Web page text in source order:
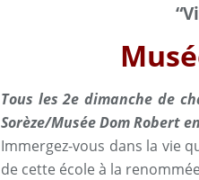
Tous les 2e dimanche de
Sorèze/Musée Dom Robert
Immergez-vous dans la vie
de cette école à la